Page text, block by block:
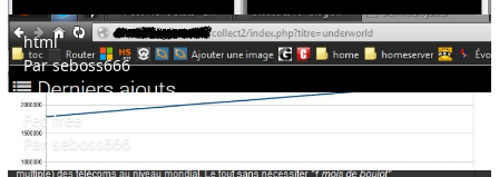
html
html
Parseboss666
Fec free
Fec free
Par
seboss666